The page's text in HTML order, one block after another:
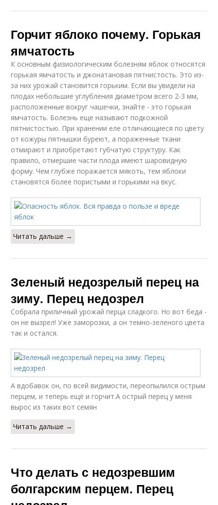
Горчит яблоко почему. Горькая
ямчатость
К основным физиологическим болезням яблок относятся
горькая ямчатость и джонатановая пятнистость. Это из-
за них урожай становится горьким. Если вы увидели на
плодах небольшие углубления диаметром всего 2-3 мм,
расположенные вокруг чашечки, знайте - это горькая
ямчатость. Болезнь еще называют подкожной
пятнистостью. При хранении еле отличающиеся по цвету
от кожуры пятнышки буреют, а пораженные ткани
отмирают и приобретают губчатую структуру. Как
правило, отмершие части плода имеют шаровидную
форму. Чем глубже поражается мякоть, тем яблоки
становятся более пористыми и горькими на вкус.
Читать дальше →
Зеленый недозрелый перец на
зиму. Перец недозрел
Собрала приличный урожай перца сладкого. Но вот беда -
он не вызрел! Уже заморозки, а он темно-зеленого цвета
так и остался.
А вдобавок он, по всей видимости, переопылился острым
перцем, и теперь ещё и горчит.А острый перец у меня
вырос из таких вот семян
Читать дальше →
Что делать с недозревшим
болгарским перцем. Перец